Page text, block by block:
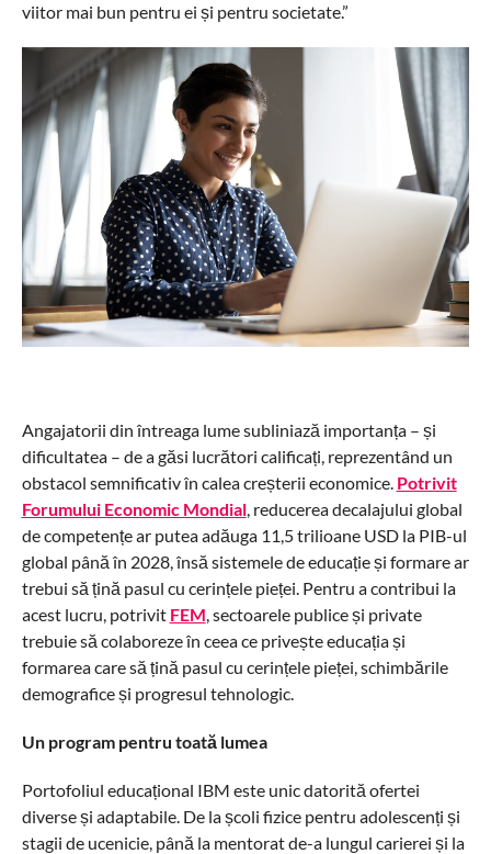
viitor mai bun pentru ei și pentru societate.”
Angajatorii din întreaga lume subliniază importanța – și
dificultatea – de a găsi lucrători calificați, reprezentând un
obstacol semnificativ în calea creșterii economice. Potrivit
Forumului Economic Mondial, reducerea decalajului global
de competențe ar putea adăuga 11,5 trilioane USD la PIB-ul
global până în 2028, însă sistemele de educație și formare ar
trebui să țină pasul cu cerințele pieței. Pentru a contribui la
acest lucru, potrivit FEM , sectoarele publice și private
trebuie să colaboreze în ceea ce privește educația și
formarea care să țină pasul cu cerințele pieței, schimbările
demografice și progresul tehnologic.
Un program pentru toată lumea
Portofoliul educațional IBM este unic datorită ofertei
diverse și adaptabile. De la școli fizice pentru adolescenți și
stagii de ucenicie, până la mentorat de-a lungul carierei și la